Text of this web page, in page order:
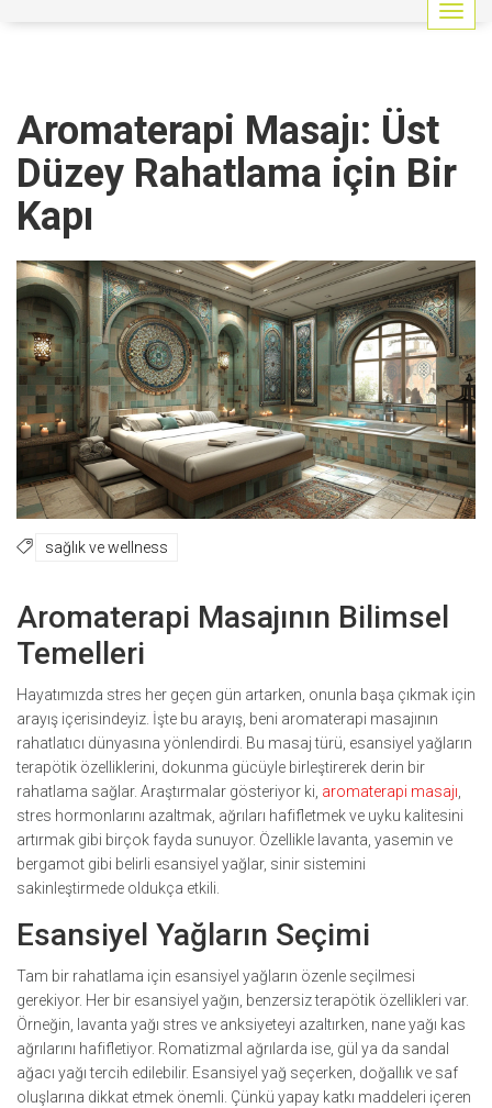
G
e
y
k
a
p
a
t
Aromaterapi Masajı: Üst
Düzey Rahatlama için Bir
Kapı
sağlık ve wellness
Aromaterapi Masajının Bilimsel
Temelleri
Hayatımızda stres her geçen gün artarken, onunla başa çıkmak için
arayış içerisindeyiz. İşte bu arayış, beni aromaterapi masajının
rahatlatıcı dünyasına yönlendirdi. Bu masaj türü, esansiyel yağların
terapötik özelliklerini, dokunma gücüyle birleştirerek derin bir
rahatlama sağlar. Araştırmalar gösteriyor ki, aromaterapi masajı
stres hormonlarını azaltmak, ağrıları hafifletmek ve uyku kalitesini
artırmak gibi birçok fayda sunuyor. Özellikle lavanta, yasemin ve
bergamot gibi belirli esansiyel yağlar, sinir sistemini
sakinleştirmede oldukça etkili.
Esansiyel Yağların Seçimi
Tam bir rahatlama için esansiyel yağların özenle seçilmesi
gerekiyor. Her bir esansiyel yağın, benzersiz terapötik özellikleri var.
Örneğin, lavanta yağı stres ve anksiyeteyi azaltırken, nane yağı kas
ağrılarını hafifletiyor. Romatizmal ağrılarda ise, gül ya da sandal
ağacı yağı tercih edilebilir. Esansiyel yağ seçerken, doğallık ve saf
oluşlarına dikkat etmek önemli. Çünkü yapay katkı maddeleri içeren